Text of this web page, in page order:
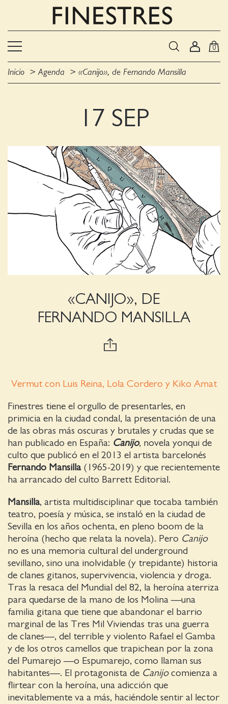
0
Inicio Agenda «Canijo», de Fernando Mansilla
17 SEP
«CANIJO», DE
FERNANDO MANSILLA
Vermut con Luis Reina, Lola Cordero y Kiko Amat
Finestres tiene el orgullo de presentarles, en
primicia en la ciudad condal, la presentación de una
de las obras más oscuras y brutales y crudas que se
han publicado en España: Canijo, novela yonqui de
culto que publicó en el 2013 el artista barcelonés
Fernando Mansilla(1965-2019) y que recientemente
ha arrancado del culto Barrett Editorial.
Mansilla, artista multidisciplinar que tocaba también
teatro, poesía y música, se instaló en la ciudad de
Sevilla en los años ochenta, en pleno boom de la
heroína (hecho que relata la novela). Pero Canijo
no es una memoria cultural del underground
sevillano, sino una inolvidable (y trepidante) historia
de clanes gitanos, supervivencia, violencia y droga.
Tras la resaca del Mundial del 82, la heroína aterriza
para quedarse de la mano de los Molina —una
familia gitana que tiene que abandonar el barrio
marginal de las Tres Mil Viviendas tras una guerra
de clanes—, del terrible y violento Rafael el Gamba
y de los otros camellos que trapichean por la zona
del Pumarejo —o Espumarejo, como llaman sus
habitantes—. El protagonista de Canijocomienza a
flirtear con la heroína, una adicción que
inevitablemente va a más, haciéndole sentir al lector